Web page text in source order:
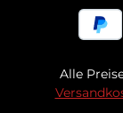
Alle